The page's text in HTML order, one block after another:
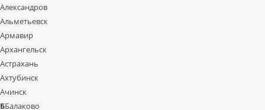
Александров
Альметьевск
Армавир
Архангельск
Астрахань
Ахтубинск
Ачинск
ББалаково